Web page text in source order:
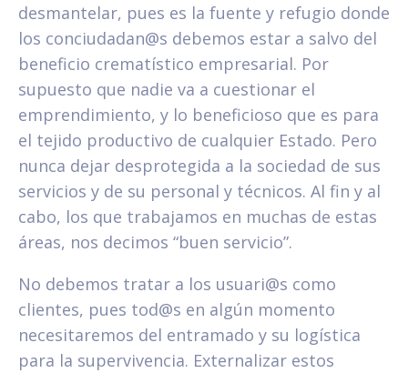
desmantelar, pues es la fuente y refugio donde
los conciudadan@s debemos estar a salvo del
beneficio crematístico empresarial. Por
supuesto que nadie va a cuestionar el
emprendimiento, y lo beneficioso que es para
el tejido productivo de cualquier Estado. Pero
nunca dejar desprotegida a la sociedad de sus
servicios y de su personal y técnicos. Al fin y al
cabo, los que trabajamos en muchas de estas
áreas, nos decimos “buen servicio”.
No debemos tratar a los usuari@s como
clientes, pues tod@s en algún momento
necesitaremos del entramado y su logística
para la supervivencia. Externalizar estos